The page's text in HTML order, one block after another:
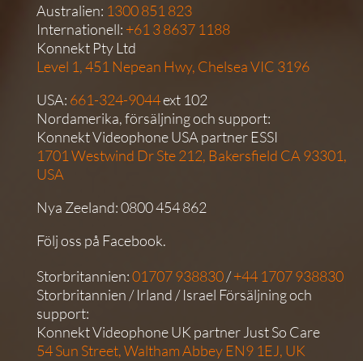
Australien: 1300 851 823
Internationell: +61 3 8637 1188
Konnekt Pty Ltd
Level 1, 451 Nepean Hwy, Chelsea VIC 3196
USA: 661-324-9044ext 102
Nordamerika, försäljning och support:
Konnekt Videophone USA partner ESSI
1701 Westwind Dr Ste 212, Bakersfield CA 93301,
USA
Nya Zeeland:0800 454 862
Följ oss på Facebook.
Storbritannien:01707 938830/+44 1707 938830
Storbritannien / Irland / Israel Försäljning och
support:
Konnekt Videophone UK partner Just So Care
54 Sun Street, Waltham Abbey EN9 1EJ, UK